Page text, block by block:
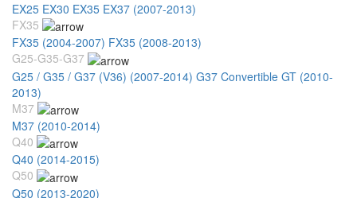
EX25 EX30 EX35 EX37 (2007-2013)
FX35
FX35 (2004-2007) FX35 (2008-2013)
G25-G35-G37
G25 / G35 / G37 (V36) (2007-2014) G37 Convertible GT (2010-
2013)
M37
M37 (2010-2014)
Q40
Q40 (2014-2015)
Q50
Q50 (2013-2020)